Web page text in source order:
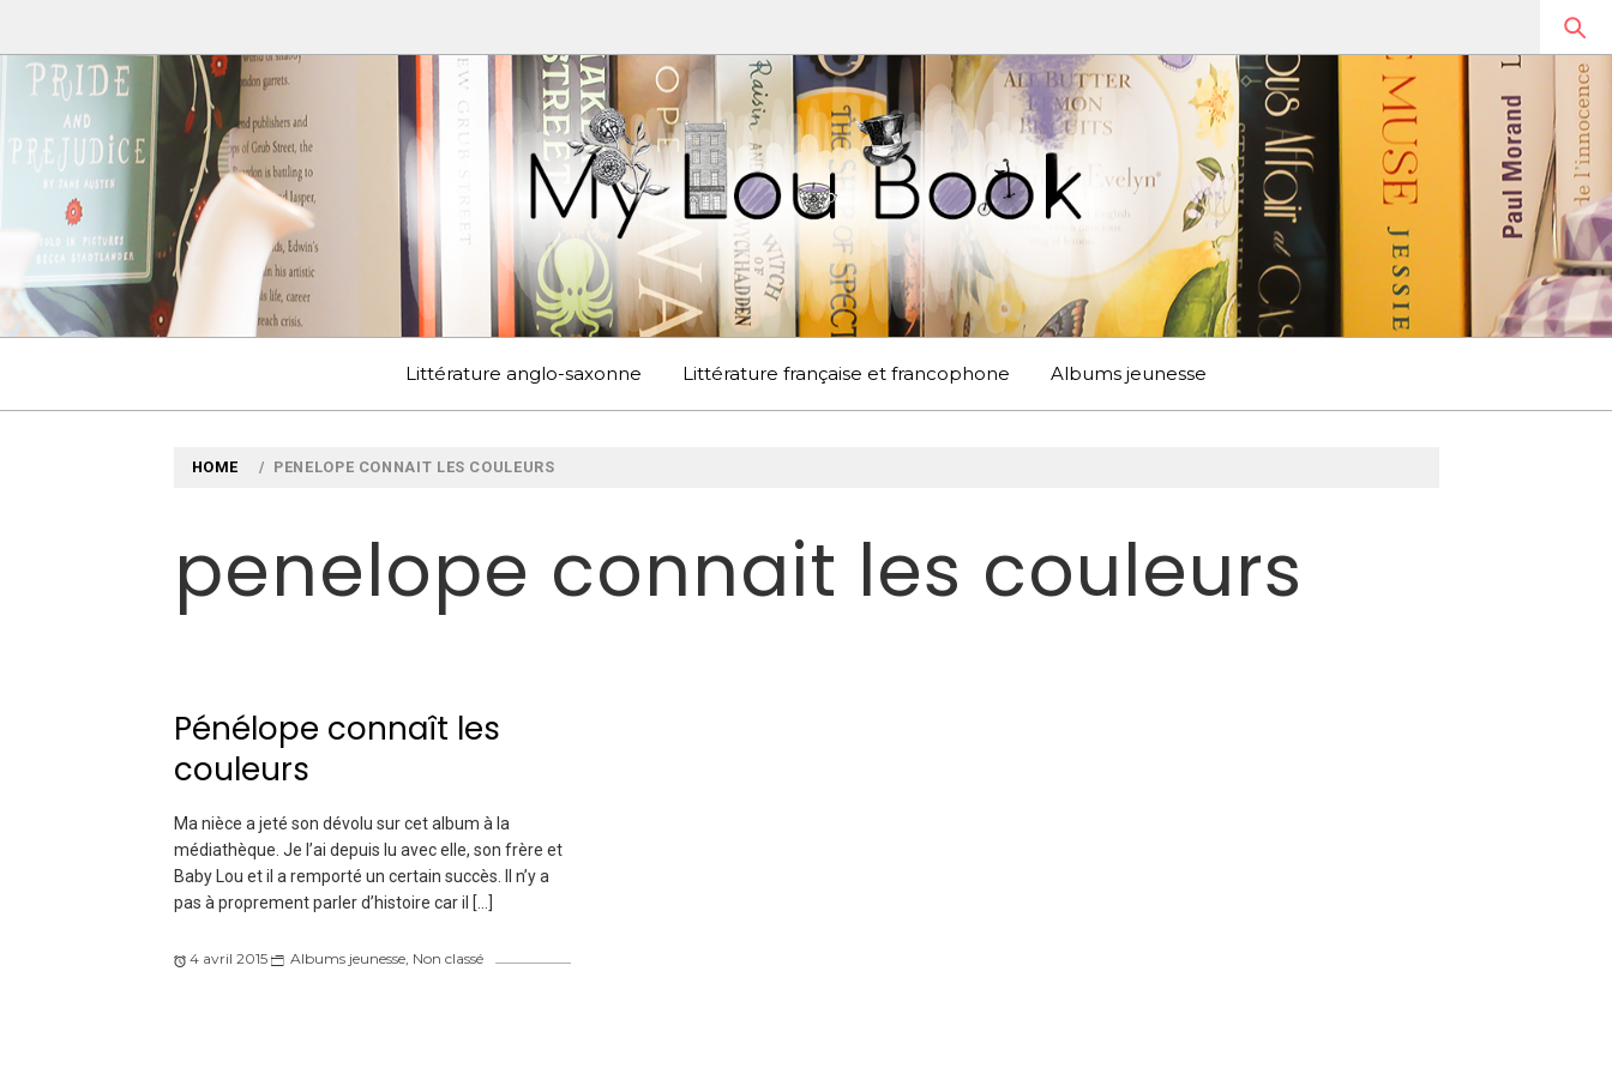
to
content
MYLOUBOOK
VOYAGES LITTÉRAIRES EN ANGLETERRE ET AILLEURS
Littérature anglo-saxonne Littérature française et francophone Albums jeunesse
HOME PENELOPE CONNAIT LES COULEURS
penelope connait les couleurs
Pénélope connaît les
couleurs
Ma nièce a jeté son dévolu sur cet album à la
médiathèque. Je l’ai depuis lu avec elle, son frère et
Baby Lou et il a remporté un certain succès. Il n’y a
pas à proprement parler d’histoire car il […]
4 avril 2015 Albums jeunesse, Non classé